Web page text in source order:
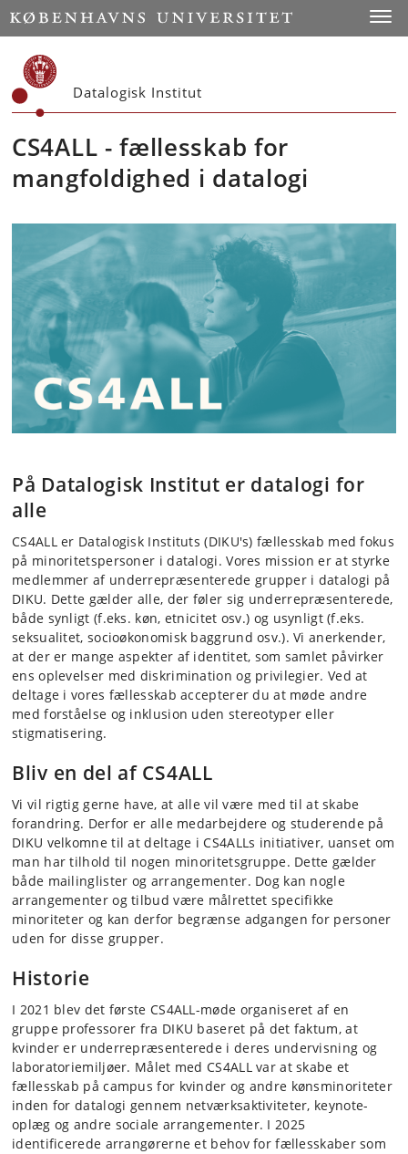
Start
Datalogisk Institut
CS4ALL - fællesskab for
mangfoldighed i datalogi
På Datalogisk Institut er datalogi for
alle
CS4ALL er Datalogisk Instituts (DIKU's) fællesskab med fokus
på minoritetspersoner i datalogi. Vores mission er at styrke
medlemmer af underrepræsenterede grupper i datalogi på
DIKU. Dette gælder alle, der føler sig underrepræsenterede,
både synligt (f.eks. køn, etnicitet osv.) og usynligt (f.eks.
seksualitet, socioøkonomisk baggrund osv.). Vi anerkender,
at der er mange aspekter af identitet, som samlet påvirker
ens oplevelser med diskrimination og privilegier. Ved at
deltage i vores fællesskab accepterer du at møde andre
med forståelse og inklusion uden stereotyper eller
stigmatisering.
Bliv en del af CS4ALL
Vi vil rigtig gerne have, at alle vil være med til at skabe
forandring. Derfor er alle medarbejdere og studerende på
DIKU velkomne til at deltage i CS4ALLs initiativer, uanset om
man har tilhold til nogen minoritetsgruppe. Dette gælder
både mailinglister og arrangementer. Dog kan nogle
arrangementer og tilbud være målrettet specifikke
minoriteter og kan derfor begrænse adgangen for personer
uden for disse grupper.
Historie
I 2021 blev det første CS4ALL-møde organiseret af en
gruppe professorer fra DIKU baseret på det faktum, at
kvinder er underrepræsenterede i deres undervisning og
laboratoriemiljøer. Målet med CS4ALL var at skabe et
fællesskab på campus for kvinder og andre kønsminoriteter
inden for datalogi gennem netværksaktiviteter, keynote-
oplæg og andre sociale arrangementer. I 2025
identificerede arrangørerne et behov for fællesskaber som